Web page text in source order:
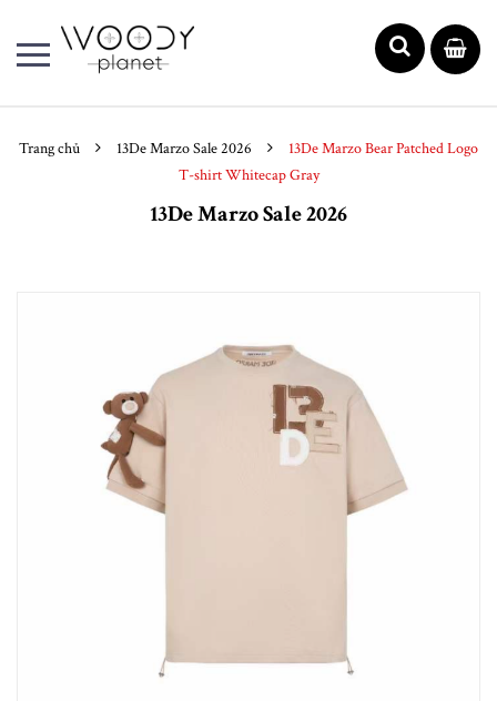
Trang chủ 13De Marzo Sale 2026
13De Marzo Bear Patched Logo
T-shirt Whitecap Gray
13De Marzo Sale 2026